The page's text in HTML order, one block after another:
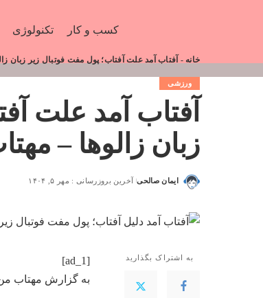
کسب و کار تکنولوژی
خانه - آفتاب آمد علت آفتاب؛ پول مفت فوتبال زیر زبان
ورزشی
آفتاب آمد علت
زبان زالوها –
ایمان صالحی آخرین بروزرسانی : مهر ۵, ۱۴۰۴
به اشتراک بگذارید
[ad_1]
به گزارش مهتاب